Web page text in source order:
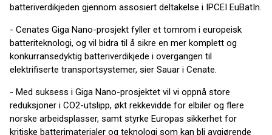
batteriverdikjeden gjennom assosiert deltakelse i IPCEI EuBatIn.
- Cenates Giga Nano-prosjekt fyller et tomrom i europeisk
batteriteknologi, og vil bidra til å sikre en mer komplett og
konkurransedyktig batteriverdikjede i overgangen til
elektrifiserte transportsystemer, sier Sauar i Cenate.
- Med suksess i Giga Nano-prosjektet vil vi oppnå store
reduksjoner i CO2-utslipp, økt rekkevidde for elbiler og flere
norske arbeidsplasser, samt styrke Europas sikkerhet for
kritiske batterimaterialer og teknologi som kan bli avgjørende